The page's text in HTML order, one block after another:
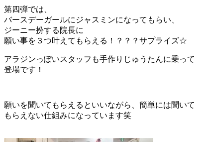
第四弾では、
バースデーガールにジャスミンになってもらい、
ジーニー扮する院長に
願い事を３つ叶えてもらえる！？？？サプライズ☆
アラジンっぽいスタッフも手作りじゅうたんに乗って
登場です！
願いを聞いてもらえるといいながら、簡単には聞いて
もらえない仕組みになっています笑